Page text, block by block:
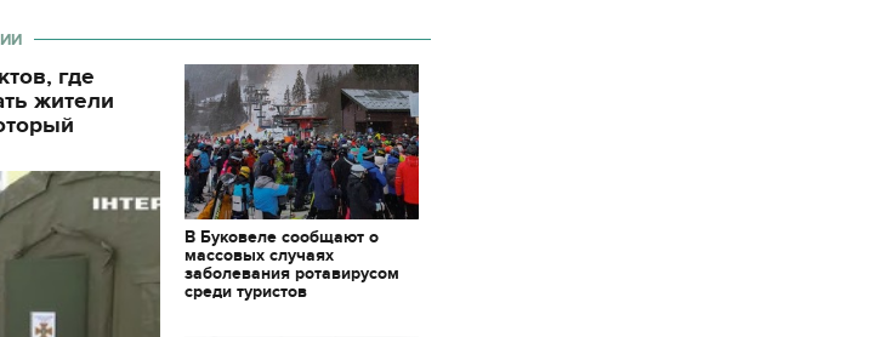
где
жители
В Буковеле сообщают о
массовых случаях
заболевания ротавирусом
среди туристов